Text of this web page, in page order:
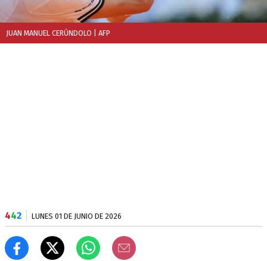
JUAN MANUEL CERÚNDOLO | AFP
442 LUNES 01 DE JUNIO DE 2026